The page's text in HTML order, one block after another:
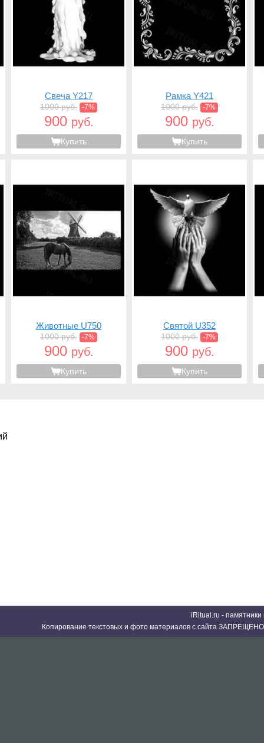
Свеча Y217
1000 руб. -7%
900 руб.
Купить
Рамка Y421
1000 руб. -7%
900 руб.
Купить
Животные U750
1000 руб. -7%
900 руб.
Купить
Святой U352
1000 руб. -7%
900 руб.
Купить
iRitual.ru -
Копирование текстовых и фото материалов с сайта